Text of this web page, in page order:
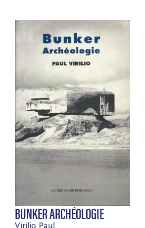
BUNKER ARCHÉOLOGIE
Virilio Paul